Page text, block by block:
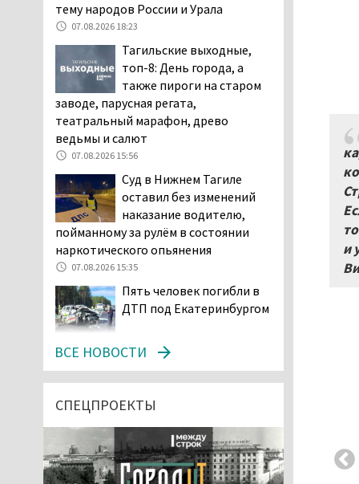
и
тему народов России и Урала
07.08.2026 18:23
Тагильские выходные,
топ-8: День города, а
также пироги на старом
заводе, парусная регата,
театральный марафон, древо
ведьмы и салют
07.08.2026 15:56
Суд в Нижнем Тагиле
оставил без изменений
наказание водителю,
пойманному за рулём в состоянии
наркотического опьянения
07.08.2026 15:35
Пять человек погибли в
ДТП под Екатеринбургом
проникли в квартиру
через балкон, чтобы
07.08.2026 14:20
В Красноуральске хитрый
водитель BMW ездил с
ВСЕ НОВОСТИ
СПЕЦПРОЕКТЫ